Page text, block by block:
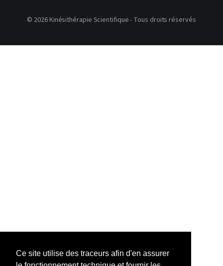
Ce site utilise des traceurs afin d'en assurer
© 2026 Kinésithérapie Scientifique - Tous droits réservés